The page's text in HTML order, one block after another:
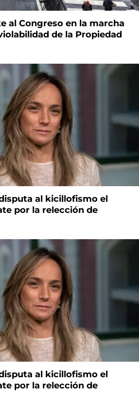
al Congreso en la marcha
de la Propiedad
al kicillofismo el
por la relección de
al kicillofismo el
por la relección de